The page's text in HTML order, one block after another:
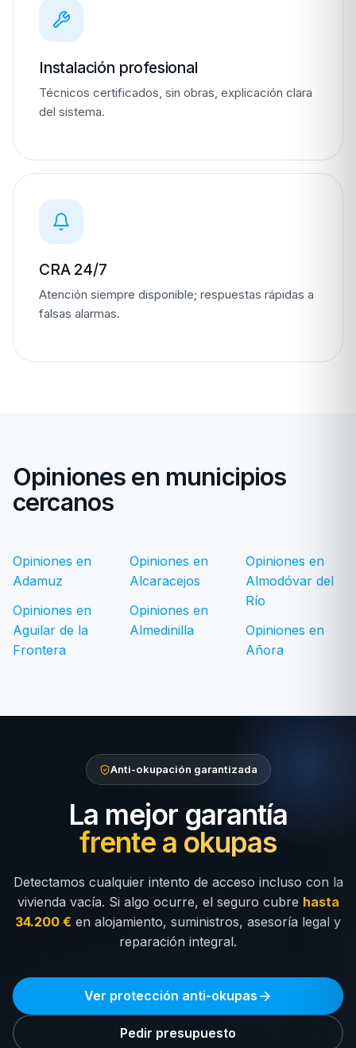
Instalación profesional
Técnicos certificados, sin obras, explicación clara
del sistema.
CRA 24/7
Atención siempre disponible; respuestas rápidas a
falsas alarmas.
Opiniones en municipios
cercanos
Opiniones en
Adamuz
Opiniones en
Aguilar de la
Frontera
Opiniones en
Alcaracejos
Opiniones en
Almedinilla
Opiniones en
Almodóvar del
Río
Opiniones en
Añora
Anti-okupación garantizada
La mejor garantía
frente a okupas
Detectamos cualquier intento de acceso incluso con la
vivienda vacía. Si algo ocurre, el seguro cubre hasta
34.200 € en alojamiento, suministros, asesoría legal y
reparación integral.
Ver protección anti-okupas
Pedir presupuesto